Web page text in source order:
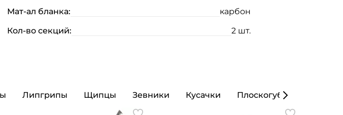
Мат-ал бланка:
карбон
Кол-во секций: 2 шт.
Липгрипы Щипцы Зевники Кусачки Плоскогубцы
аккаунт